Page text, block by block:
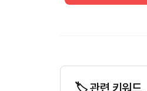
🏷️ 관련 키워드